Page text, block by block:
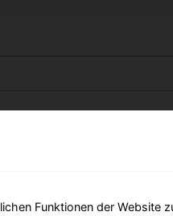
Funktionen der Website